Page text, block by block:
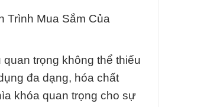
Trình Mua Sắm Của
trọng không thể thiếu
đa dạng, hóa chất
khóa quan trọng cho sự